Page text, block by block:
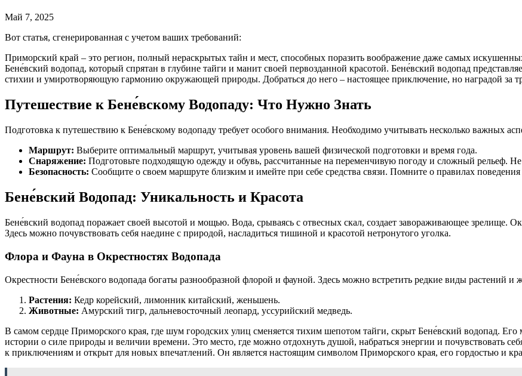
Май 7, 2025
Вот статья, сгенерированная с учетом ваших требований:
Приморский край – это регион, полный нераскрытых тайн и мест, способных поразить воображение даже самых
Бене́вский водопад, который спрятан в глубине тайги и манит своей первозданной красотой. Бене́вский водопад
стихии и умиротворяющую гармонию окружающей природы. Добраться до него – настоящее приключение, но наградой за
Путешествие к Бене́вскому Водопаду: Что Нужно Знать
Подготовка к путешествию к Бене́вскому водопаду требует особого внимания. Необходимо учитывать несколько важных
Маршрут: Выберите оптимальный маршрут, учитывая уровень вашей физической подготовки и время года.
Снаряжение: Подготовьте подходящую одежду и обувь, рассчитанные на переменчивую погоду и сложный рельеф. Не
Безопасность: Сообщите о своем маршруте близким и имейте при себе средства связи. Помните о правилах
Бене́вский Водопад: Уникальность и Красота
Бене́вский водопад поражает своей высотой и мощью. Вода, срываясь с отвесных скал, создает завораживающее зрелище.
Здесь можно почувствовать себя наедине с природой, насладиться тишиной и красотой нетронутого уголка.
Флора и Фауна в Окрестностях Водопада
Окрестности Бене́вского водопада богаты разнообразной флорой и фауной. Здесь можно встретить редкие виды растений
Растения: Кедр корейский, лимонник китайский, женьшень.
Животные: Амурский тигр, дальневосточный леопард, уссурийский медведь.
В самом сердце Приморского края, где шум городских улиц сменяется тихим шепотом тайги, скрыт Бене́вский водопад.
истории о силе природы и величии времени. Это место, где можно отдохнуть душой, набраться энергии и почувствовать
к приключениям и открыт для новых впечатлений. Он является настоящим символом Приморского края, его гордостью и